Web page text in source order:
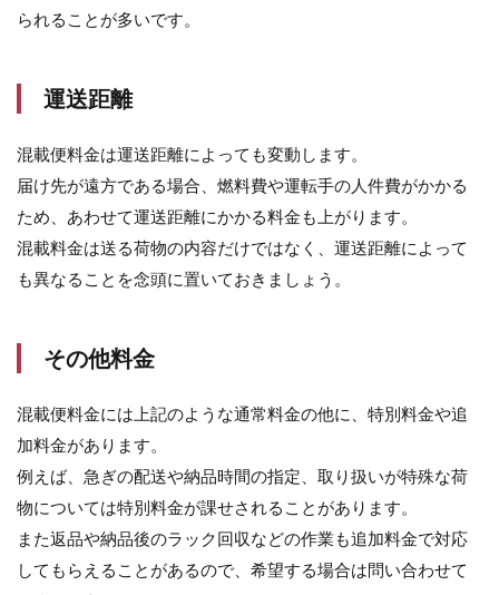
られることが多いです。
運送距離
混載便料金は運送距離によっても変動します。
届け先が遠方である場合、燃料費や運転手の人件費がかかる
ため、あわせて運送距離にかかる料金も上がります。
混載料金は送る荷物の内容だけではなく、運送距離によって
も異なることを念頭に置いておきましょう。
その他料金
混載便料金には上記のような通常料金の他に、特別料金や追
加料金があります。
例えば、急ぎの配送や納品時間の指定、取り扱いが特殊な荷
物については特別料金が課せされることがあります。
また返品や納品後のラック回収などの作業も追加料金で対応
してもらえることがあるので、希望する場合は問い合わせて